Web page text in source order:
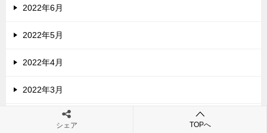
2022年6月
2022年5月
2022年4月
2022年3月
2022年2月
シェア TOPへ